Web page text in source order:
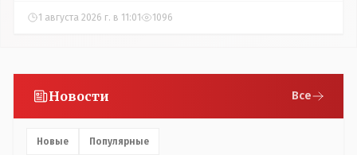
1 августа 2026 г. в 11:01 1096
Новости Все
Новые Популярные